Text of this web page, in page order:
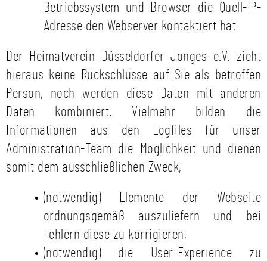
Betriebssystem und Browser die Quell-IP-
Adresse den Webserver kontaktiert hat
Der Heimatverein Düsseldorfer Jonges e.V. zieht
hieraus keine Rückschlüsse auf Sie als betroffen
Person, noch werden diese Daten mit anderen
Daten kombiniert. Vielmehr bilden die
Informationen aus den Logfiles für unser
Administration-Team die Möglichkeit und dienen
somit dem ausschließlichen Zweck,
(notwendig) Elemente der Webseite
ordnungsgemäß auszuliefern und bei
Fehlern diese zu korrigieren,
(notwendig) die User-Experience zu